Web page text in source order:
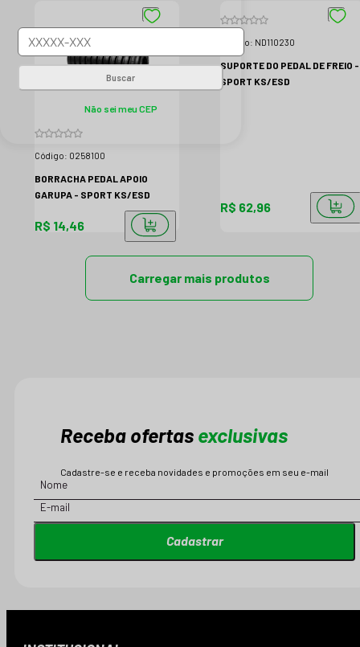
Código: 0258100
BORRACHA PEDAL APOIO
GARUPA - SPORT KS/ESD
R$ 14,46
Código: ND110230
SUPORTE DO PEDAL DE FREIO -
SPORT KS/ESD
R$ 62,96
Carregar mais produtos
Receba ofertas exclusivas
Cadastre-se e receba novidades e promoções em seu e-mail
Cadastrar
Buscar
Não sei meu CEP